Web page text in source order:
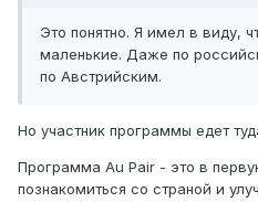
Это понятно. Я имел в виду,
маленькие. Даже по
по Австрийским.
Но участник программы едет
Программа Au Pair - это в
познакомиться со страной и